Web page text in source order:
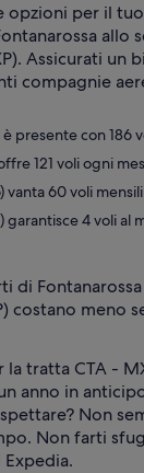
opzioni per il
allo
Assicurati un
compagnie
è presente con 186
121 voli ogni
vanta 60 voli mensili
garantisce 4 voli al
di Fontanarossa
costano meno
la tratta CTA -
anno in
Non
Non farti